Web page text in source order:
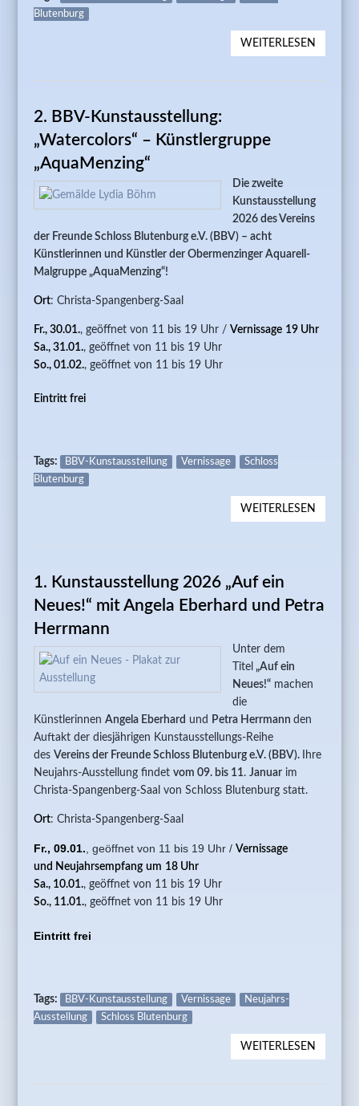
Blutenburg
WEITERLESEN
2. BBV-Kunstausstellung:
„Watercolors“ – Künstlergruppe
„AquaMenzing“
Die zweite
Kunstausstellung
2026 des Vereins
der Freunde Schloss Blutenburg e.V. (BBV) – acht
Künstlerinnen und Künstler der Obermenzinger Aquarell-
Malgruppe „AquaMenzing“!
Ort: Christa-Spangenberg-Saal
Fr., 30.01.,geöffnet von 11 bis 19 Uhr /Vernissage 19 Uhr
Sa., 31.01., geöffnet von 11 bis 19 Uhr
So., 01.02., geöffnet von 11 bis 19 Uhr
Eintritt frei
Tags: BBV-Kunstausstellung Vernissage
Schloss
Blutenburg
WEITERLESEN
1. Kunstausstellung 2026 „Auf ein
Neues!“ mit Angela Eberhard und Petra
Herrmann
Unter dem
Titel „Auf ein
Neues!“ machen
die
KünstlerinnenAngela Eberhard und Petra Herrmannden
Auftakt der diesjährigen Kunstausstellungs-Reihe
desVereins der Freunde Schloss Blutenburg e.V. (BBV).
Ihre
Neujahrs-Ausstellung findetvom 09. bis 11.Januar im
Christa-Spangenberg-Saal von Schloss Blutenburg statt.
Ort: Christa-Spangenberg-Saal
Fr., 09.01. ,geöffnet von 11 bis 19 Uhr /Vernissage
und Neujahrsempfang um 18 Uhr
Sa., 10.01., geöffnet von 11 bis 19 Uhr
So., 11.01., geöffnet von 11 bis 19 Uhr
Eintritt frei
Tags: BBV-Kunstausstellung Vernissage
Neujahrs-
Ausstellung
Schloss Blutenburg
WEITERLESEN